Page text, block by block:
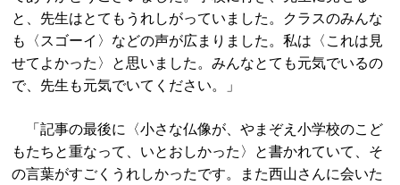
と、先生はとてもうれしがっていました。クラスのみんな
も〈スゴーイ〉などの声が広まりました。私は〈これは見
せてよかった〉と思いました。みんなとても元気でいるの
で、先生も元気でいてください。」
「記事の最後に〈小さな仏像が、やまぞえ小学校のこど
もたちと重なって、いとおしかった〉と書かれていて、そ
の言葉がすごくうれしかったです。また西山さんに会いた